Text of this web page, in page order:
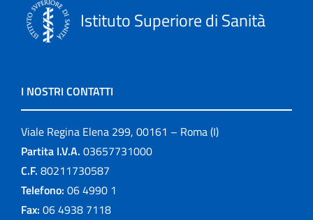
Istituto Superiore di Sanità
I NOSTRI CONTATTI
Viale Regina Elena 299, 00161 – Roma (I)
Partita I.V.A. 03657731000
C.F. 80211730587
Telefono: 06 4990 1
Fax: 06 4938 7118